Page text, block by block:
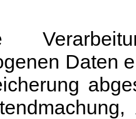
Daten